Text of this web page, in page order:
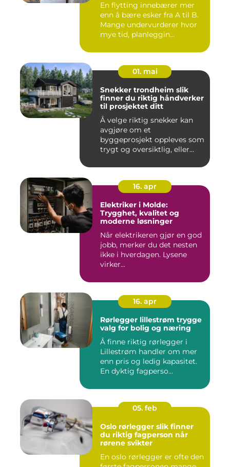
En flytting innebærer mer
enn å bære esker fra A til B.
Mange undervurderer hvor
mye tid, planleggin...
01. mai
Snekker trondheim slik
finner du riktig håndverker
til prosjektet ditt
Å velge riktig snekker kan
avgjøre om et
byggeprosjekt oppleves som
trygt og oversiktlig, eller
16. apr
Elektriker i Molde:
Trygghet, kvalitet og
moderne løsninger
Når elektrikeren gjør en god
jobb, merker du det nesten
ikke i hverdagen. Lysene
virker...
16. apr
Rørlegger lillestrøm trygge
valg for bolig og næring
Å finne riktig rørlegger i
Lillestrøm handler om mer
enn pris og ledig kapasitet.
En dyktig fagperso...
05. feb
Oslo rørlegger slik finner
du riktig fagperson når
rørene svikter
En oslo rørlegger er ofte den